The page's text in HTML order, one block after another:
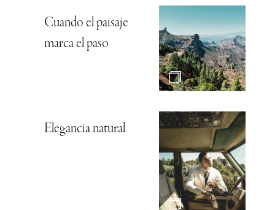
Cuando el paisaje
marca el paso
Elegancia natural